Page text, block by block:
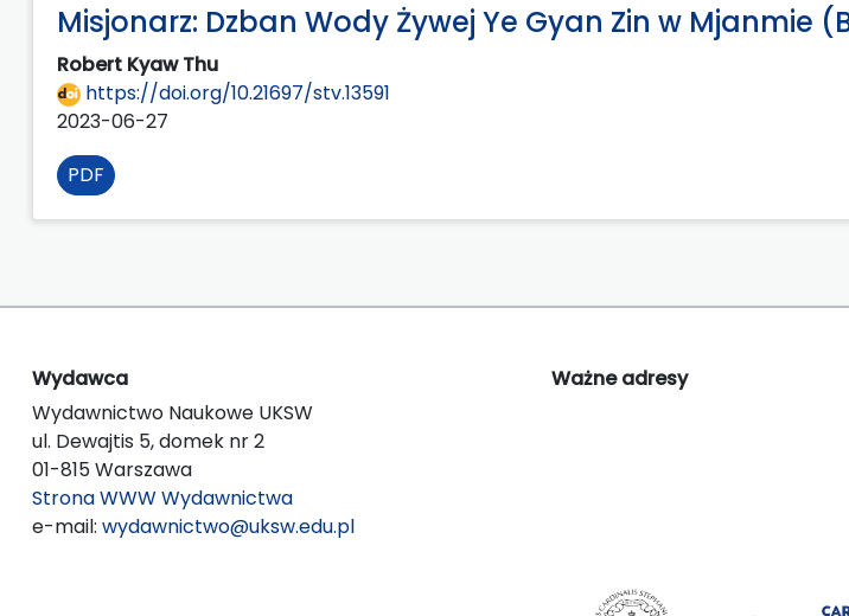
Misjonarz: Dzban Wody Żywej Ye Gyan Zin w Mjanmie
Robert Kyaw Thu
https://doi.org/10.21697/stv.13591
2023-06-27
PDF
Wydawca
Wydawnictwo Naukowe UKSW
ul. Dewajtis 5, domek nr 2
01-815 Warszawa
Strona WWW Wydawnictwa
e-mail: wydawnictwo@uksw.edu.pl
Ważne adresy